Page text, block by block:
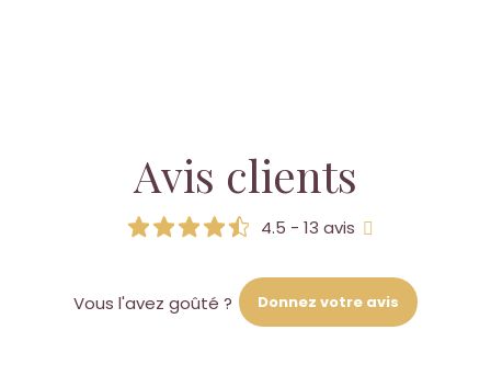
Avis clients
4.5 - 13 avis
Vous l'avez goûté ? Donnez votre avis